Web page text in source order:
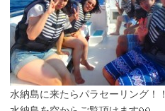
水納島に来たらパラセーリング！！